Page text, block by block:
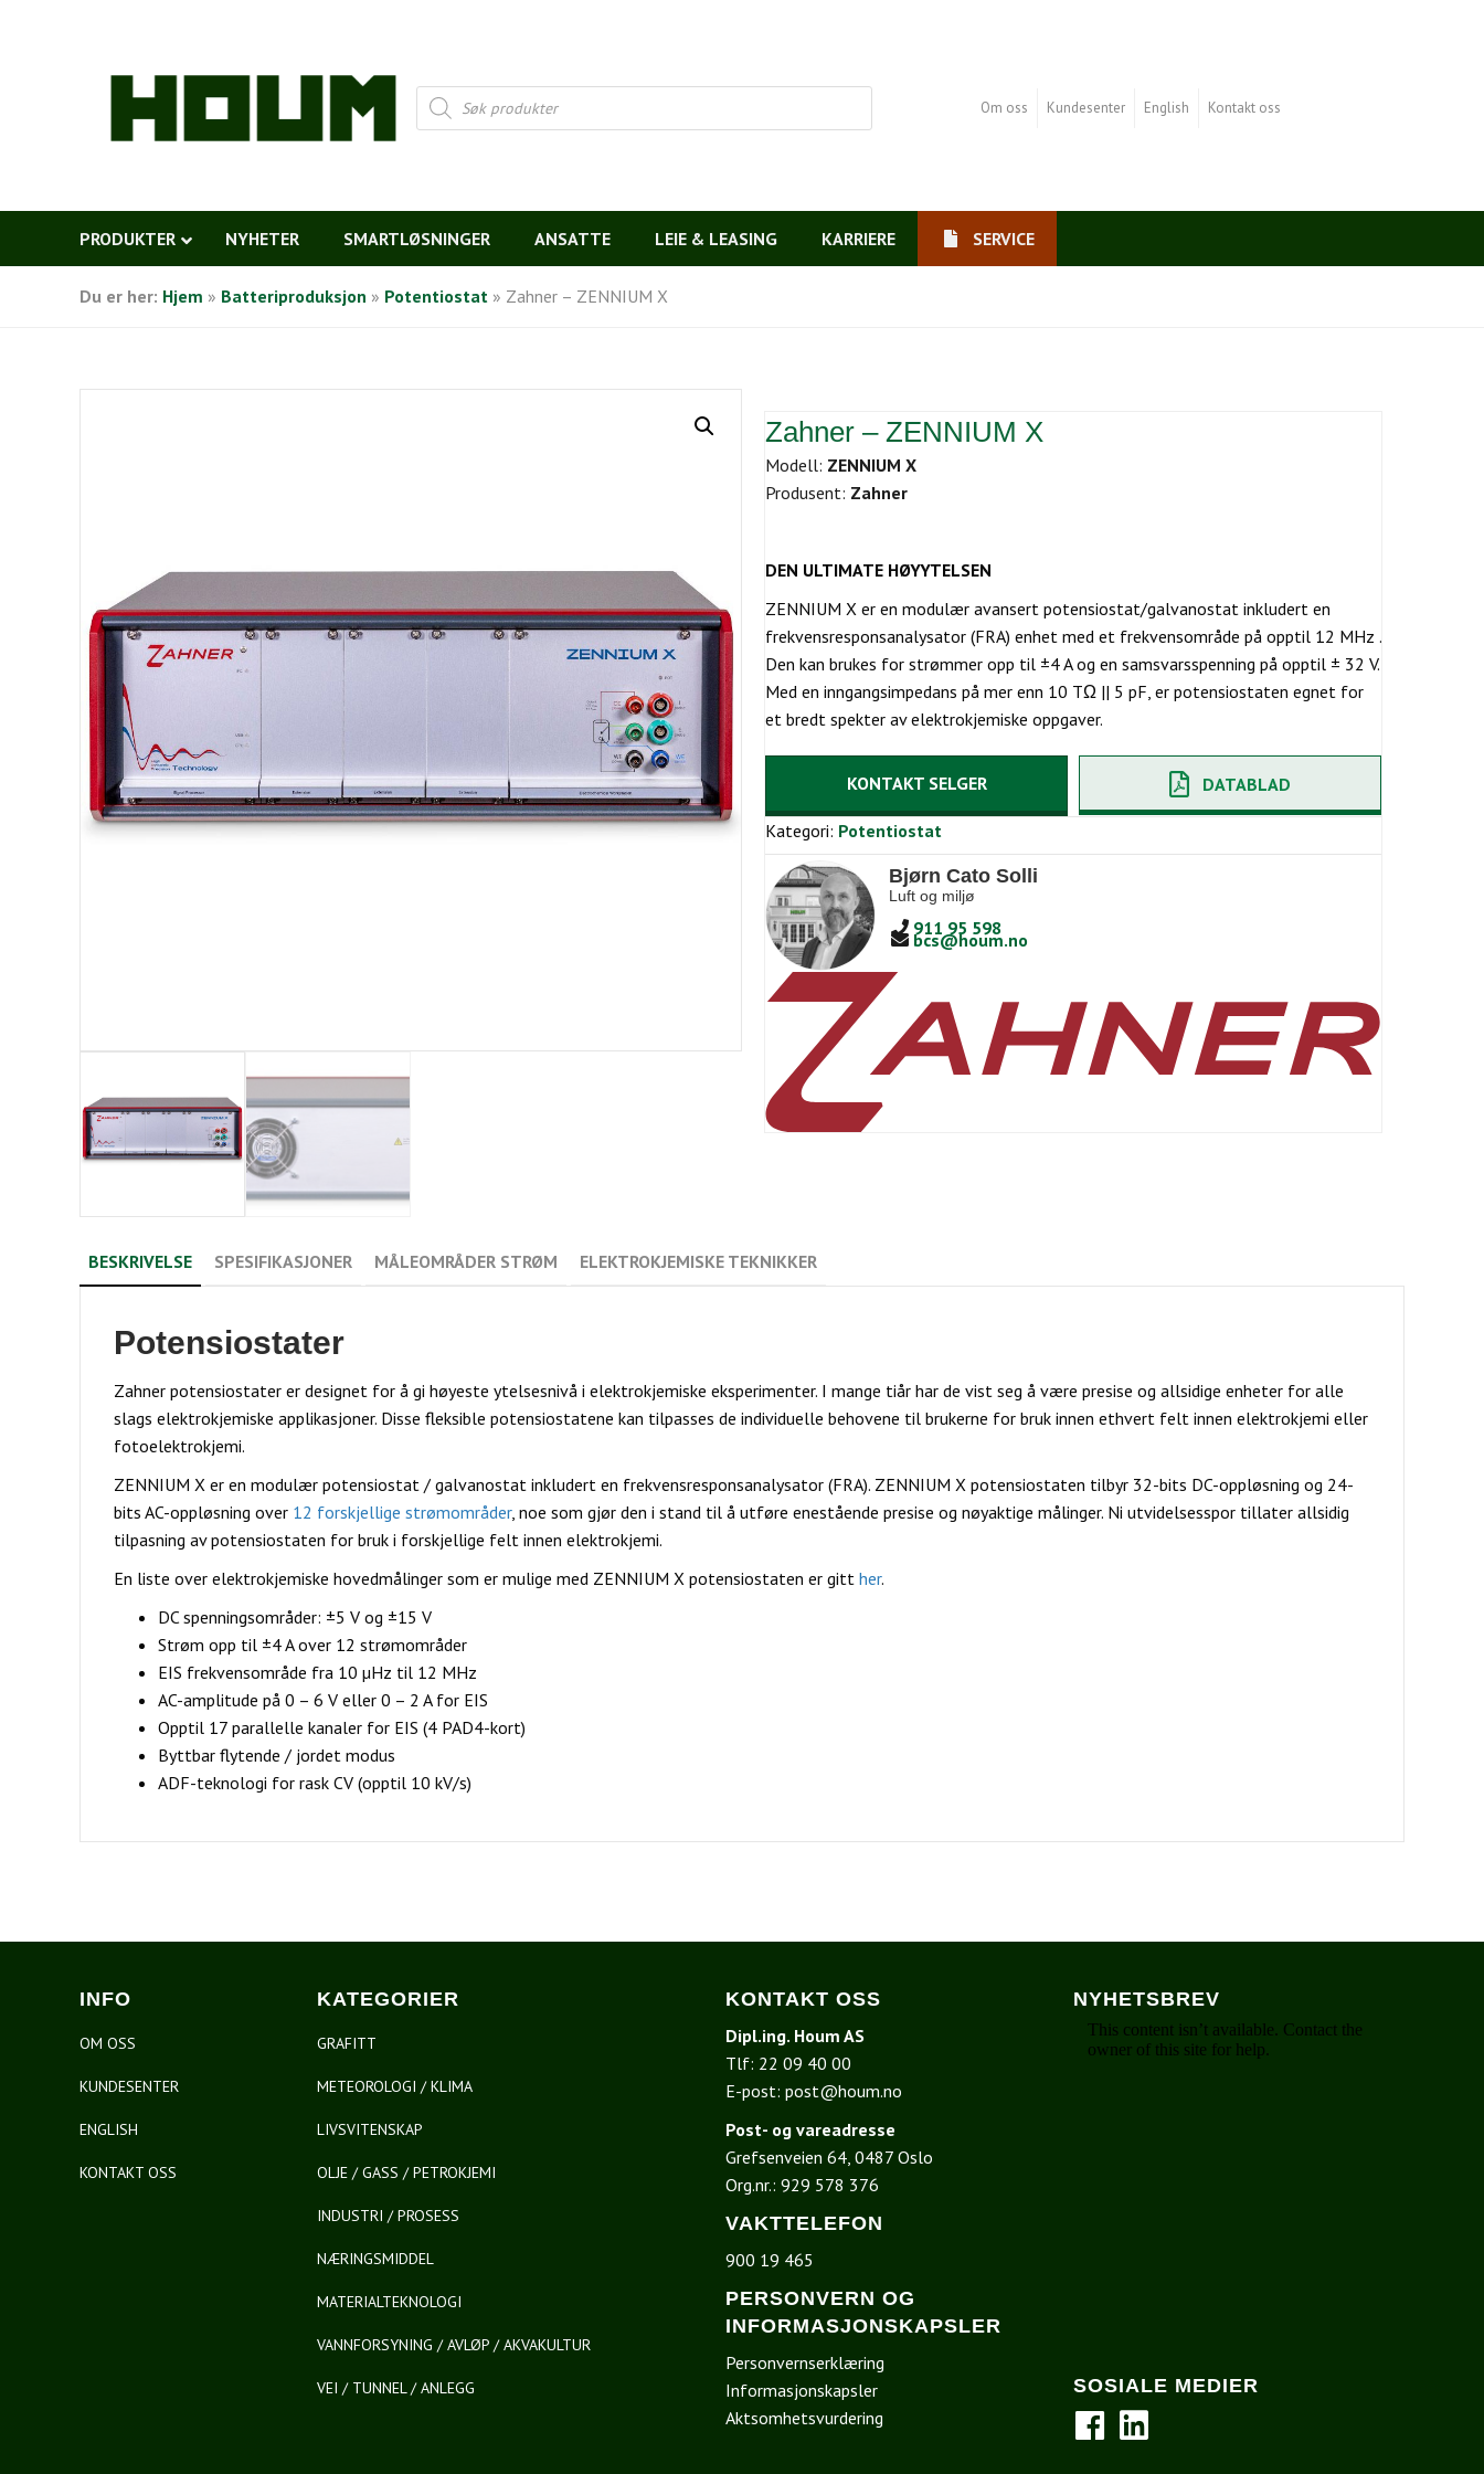
Products
search
Om oss Kundesenter English Kontakt oss
PRODUKTER NYHETER SMARTLØSNINGER ANSATTE LEIE & LEASING KARRIERE SERVICE
Du er her: Hjem » Batteriproduksjon » Potentiostat » Zahner – ZENNIUM X
Zahner – ZENNIUM X
Modell: ZENNIUM X
Produsent: Zahner
DEN ULTIMATE HØYYTELSEN
ZENNIUM X er en modulær avansert potensiostat/galvanostat inkludert en
frekvensresponsanalysator (FRA) enhet med et frekvensområde på opptil 12 MHz .
Den kan brukes for strømmer opp til ±4 A og en samsvarsspenning på opptil ± 32 V.
Med en inngangsimpedans på mer enn 10 TΩ || 5 pF, er potensiostaten egnet for
et bredt spekter av elektrokjemiske oppgaver.
KONTAKT SELGER DATABLAD
Kategori: Potentiostat
Bjørn Cato Solli
Luft og miljø
911 95 598
bcs@houm.no
BESKRIVELSE SPESIFIKASJONER MÅLEOMRÅDER STRØM ELEKTROKJEMISKE TEKNIKKER
Potensiostater
Zahner potensiostater er designet for å gi høyeste ytelsesnivå i elektrokjemiske eksperimenter. I mange tiår har de vist seg å være presise og allsidige enheter for alle
slags elektrokjemiske applikasjoner. Disse fleksible potensiostatene kan tilpasses de individuelle behovene til brukerne for bruk innen ethvert felt innen elektrokjemi eller
fotoelektrokjemi.
ZENNIUM X er en modulær potensiostat / galvanostat inkludert en frekvensresponsanalysator (FRA). ZENNIUM X potensiostaten tilbyr 32-bits DC-oppløsning og 24-
bits AC-oppløsning over 12 forskjellige strømområder, noe som gjør den i stand til å utføre enestående presise og nøyaktige målinger. Ni utvidelsesspor tillater allsidig
tilpasning av potensiostaten for bruk i forskjellige felt innen elektrokjemi.
En liste over elektrokjemiske hovedmålinger som er mulige med ZENNIUM X potensiostaten er gitt her.
DC spenningsområder: ±5 V og ±15 V
Strøm opp til ±4 A over 12 strømområder
EIS frekvensområde fra 10 µHz til 12 MHz
AC-amplitude på 0 – 6 V eller 0 – 2 A for EIS
Opptil 17 parallelle kanaler for EIS (4 PAD4-kort)
Byttbar flytende / jordet modus
ADF-teknologi for rask CV (opptil 10 kV/s)
INFO
OM OSS
KUNDESENTER
ENGLISH
KONTAKT OSS
KATEGORIER
GRAFITT
METEOROLOGI / KLIMA
LIVSVITENSKAP
OLJE / GASS / PETROKJEMI
INDUSTRI / PROSESS
NÆRINGSMIDDEL
MATERIALTEKNOLOGI
VANNFORSYNING / AVLØP / AKVAKULTUR
VEI / TUNNEL / ANLEGG
KONTAKT OSS
Dipl.ing. Houm AS
Tlf: 22 09 40 00
E-post: post@houm.no
Post- og vareadresse
Grefsenveien 64, 0487 Oslo
Org.nr.: 929 578 376
VAKTTELEFON
900 19 465
PERSONVERN OG
INFORMASJONSKAPSLER
Personvernserklæring
Informasjonskapsler
Aktsomhetsvurdering
NYHETSBREV
SOSIALE MEDIER